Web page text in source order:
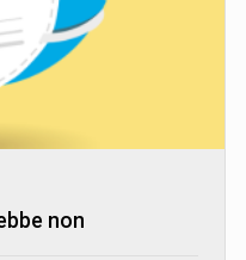
non